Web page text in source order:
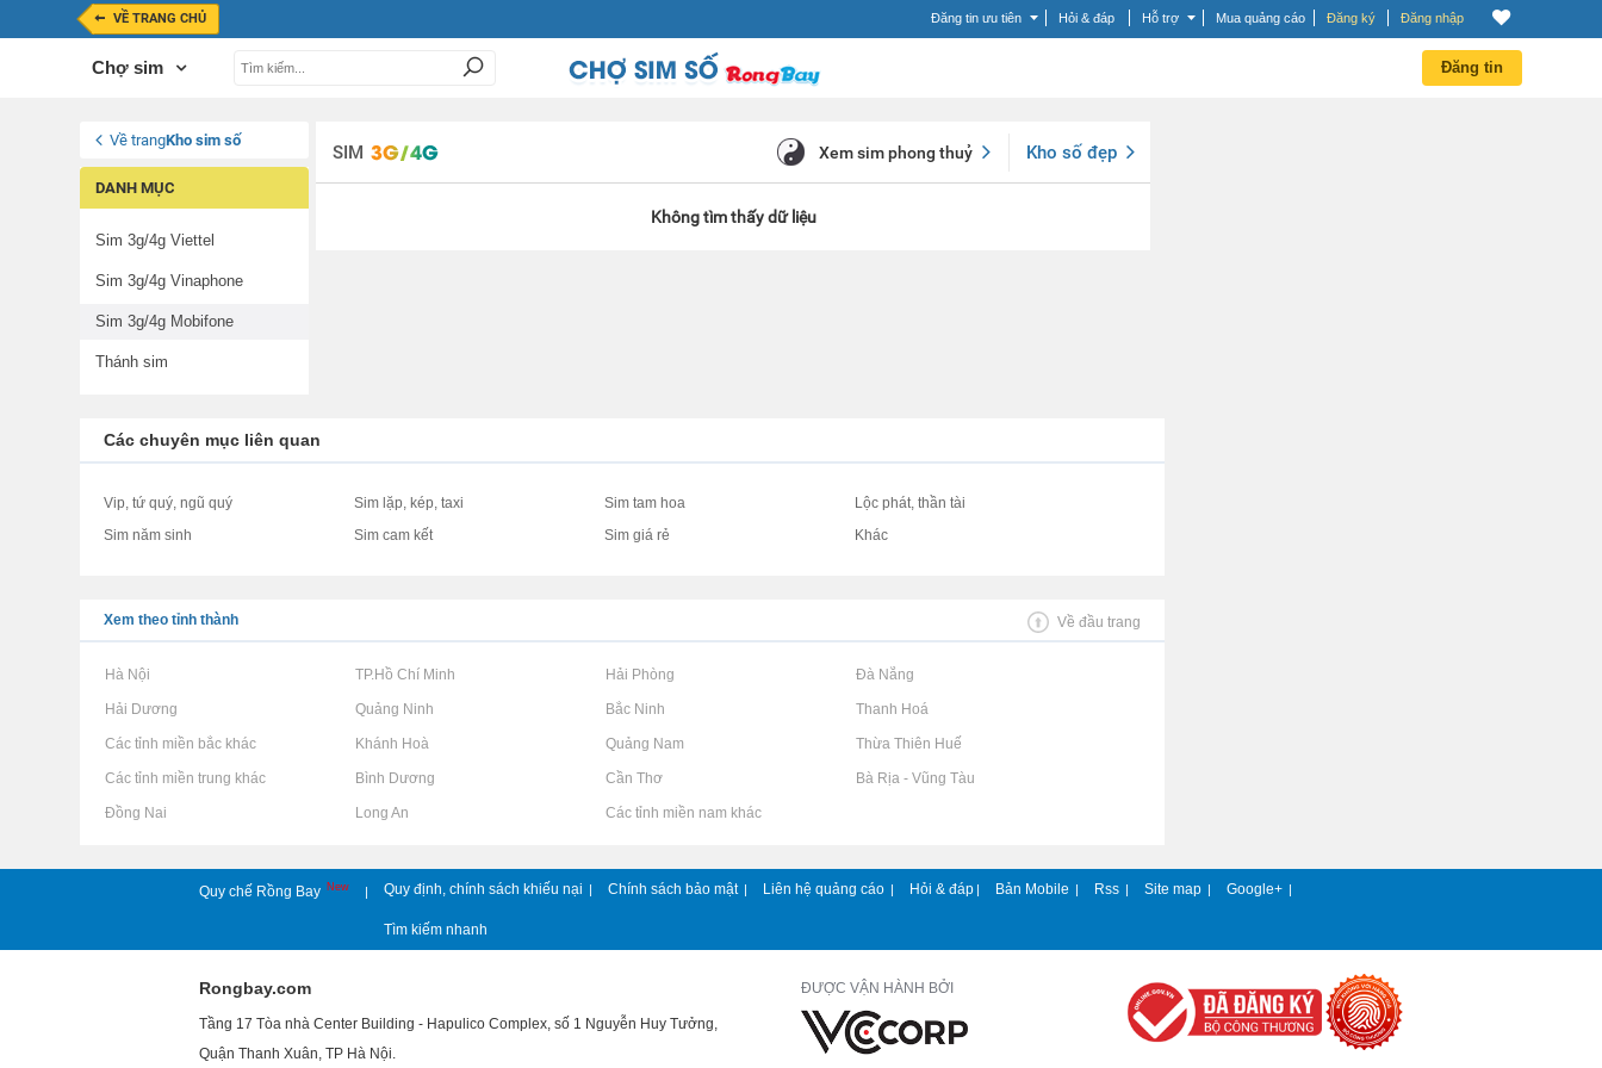
VỀ TRANG CHỦ Đăng tin ưu tiên Hỏi & đáp Hỗ trợ Mua quảng cáo Đăng ký Đăng nhập
Chợ sim Đăng tin
Về trangKho sim số
DANH MỤC
Sim 3g/4g Viettel
Sim 3g/4g Vinaphone
Sim 3g/4g Mobifone
Thánh sim
SIM Kho số đẹp
Xem sim phong thuỷ
Không tìm thấy dữ liệu
Các chuyên mục liên quan
Vip, tứ quý, ngũ quý Sim lặp, kép, taxi Sim tam hoa
Lộc phát, thần tài
Sim năm sinh
Sim cam kết Sim giá rẻ Khác
Xem theo tỉnh thành Về đầu trang
Rao vặt tại Hà Nội Rao vặt tại TP.Hồ Chí Minh Rao vặt tại Hải Phòng Rao vặt tại Đà Nẵng
Rao vặt tại Hải Dương Rao vặt tại Quảng Ninh Rao vặt tại Bắc Ninh Rao vặt tại Thanh Hoá
Rao vặt tại Các tỉnh miền bắc khác Rao vặt tại Khánh Hoà Rao vặt tại Quảng Nam Rao vặt tại Thừa Thiên Huế
Rao vặt tại Các tỉnh miền trung khác Rao vặt tại Bình Dương Rao vặt tại Cần Thơ Rao vặt tại Bà Rịa - Vũng Tàu
Rao vặt tại Đồng Nai Rao vặt tại Long An Rao vặt tại Các tỉnh miền nam khác
Quy chế Rồng Bay New | Quy định, chính sách khiếu nại | Chính sách bảo mật | Liên hệ quảng cáo | Hỏi & đáp | Bản Mobile | Rss | Site map | Google+ |
Tìm kiếm nhanh
Rongbay.com
Tầng 17 Tòa nhà Center Building - Hapulico Complex, số 1 Nguyễn Huy Tưởng,
Quận Thanh Xuân, TP Hà Nội.
ĐƯỢC VẬN HÀNH BỞI